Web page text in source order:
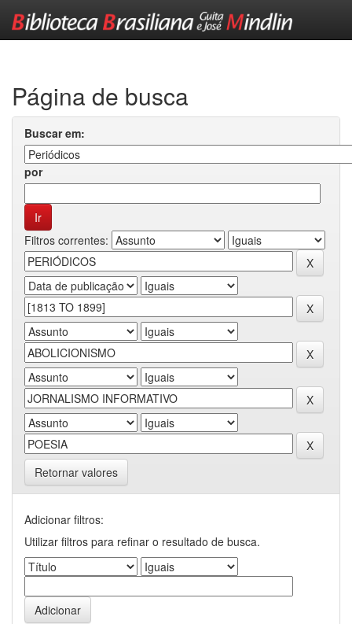
Página de busca
Buscar em:
por
Filtros correntes:
Retornar valores
Adicionar filtros:
Utilizar filtros para refinar o resultado de busca.